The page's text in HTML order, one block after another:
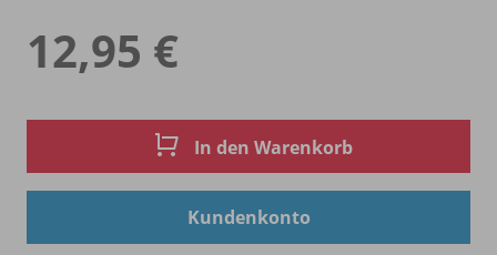
12,95 €
In den Warenkorb
Kundenkonto